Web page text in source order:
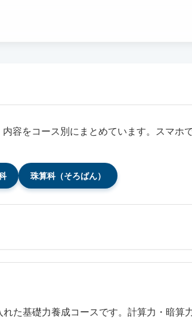
容をコース別にまとめています。スマ
珠算科（そろばん）
た基礎力養成コースです。計算力・暗算